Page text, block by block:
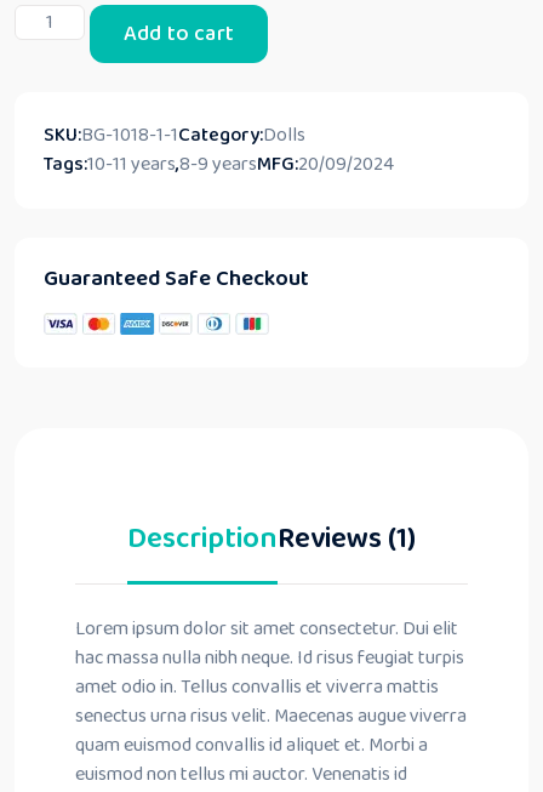
ElectroEdu:
A
World
Add to cart
SKU:BG-1018-1-1Category:Dolls
Tags:10-11 years,8-9 yearsMFG:20/09/2024
Guaranteed Safe Checkout
DescriptionReviews (1)
Lorem ipsum dolor sit amet consectetur. Dui elit
hac massa nulla nibh neque. Id risus feugiat turpis
amet odio in. Tellus convallis et viverra mattis
senectus urna risus velit. Maecenas augue viverra
quam euismod convallis id aliquet et. Morbi a
euismod non tellus mi auctor. Venenatis id